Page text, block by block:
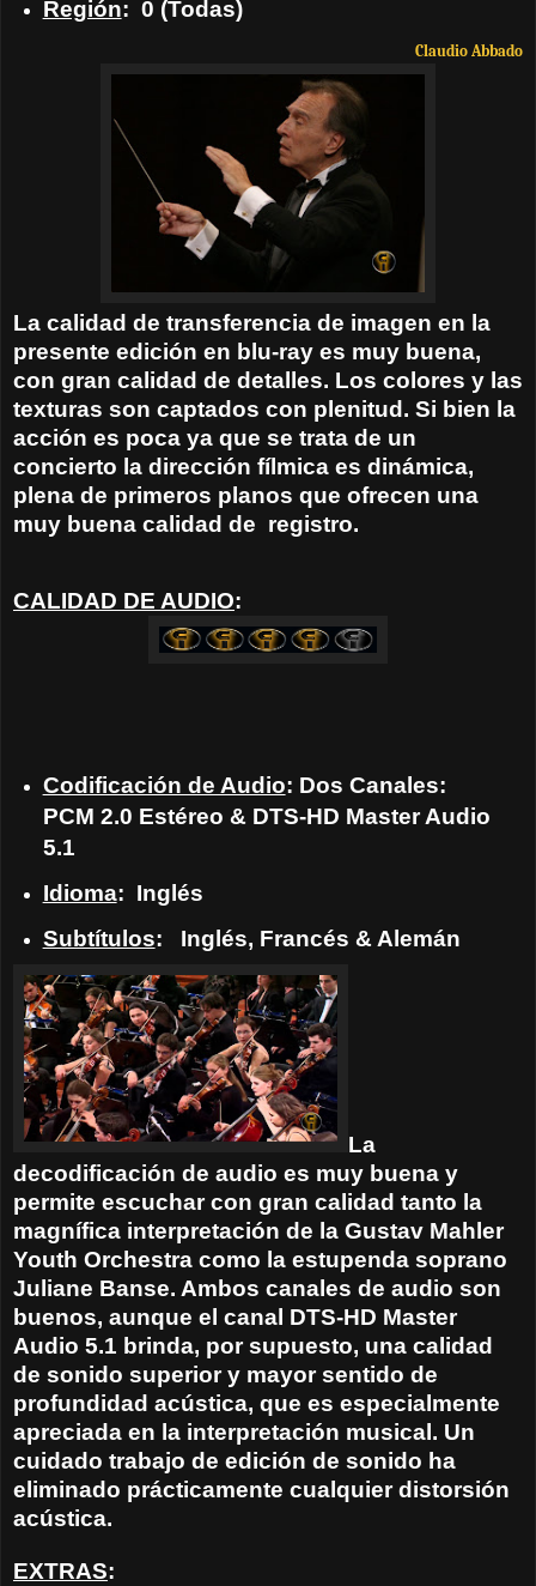
Región: 0 (Todas)
Claudio Abbado
La calidad de transferencia de imagen en la
presente edición en blu-ray es muy buena,
con gran calidad de detalles. Los colores y las
texturas son captados con plenitud. Si bien la
acción es poca ya que se trata de un
concierto la dirección fílmica es dinámica,
plena de primeros planos que ofrecen una
muy buena calidad de registro.
CALIDAD DE AUDIO:
Codificación de Audio: Dos Canales:
PCM 2.0 Estéreo & DTS-HD Master Audio
5.1
Idioma: Inglés
Subtítulos: Inglés, Francés & Alemán
La
decodificación de audio es muy buena y
permite escuchar con gran calidad tanto la
magnífica interpretación de la Gustav Mahler
Youth Orchestra como la estupenda soprano
Juliane Banse. Ambos canales de audio son
buenos, aunque el canal DTS-HD Master
Audio 5.1 brinda, por supuesto, una calidad
de sonido superior y mayor sentido de
profundidad acústica, que es especialmente
apreciada en la interpretación musical. Un
cuidado trabajo de edición de sonido ha
eliminado prácticamente cualquier distorsión
acústica.
EXTRAS: